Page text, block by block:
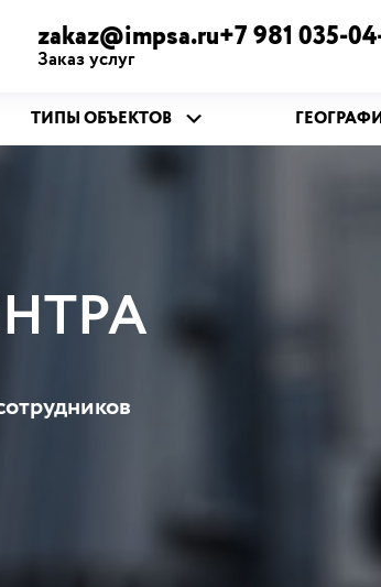
zakaz@impsa.ru+7 981 035-
Заказ услуг
ТИПЫ ОБЪЕКТОВ